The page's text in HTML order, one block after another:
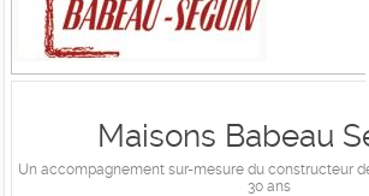
Maisons Babeau
Un accompagnement sur-mesure du constructeur
30 ans